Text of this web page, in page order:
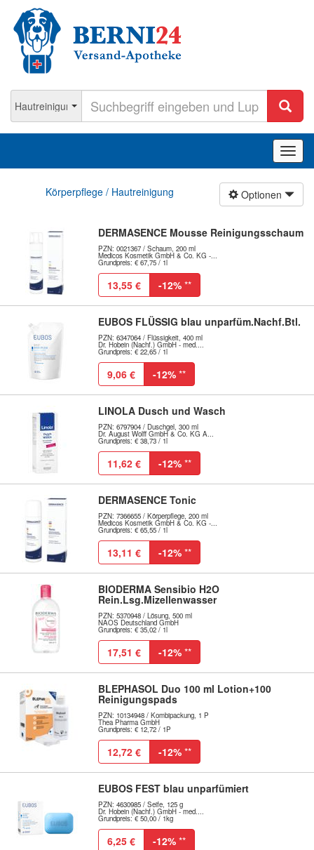
ein-/
Optionen
Körperpflege / Hautreinigung
DERMASENCE Mousse Reinigungsschaum
PZN: 0021367 / Schaum, 200 ml
Medicos Kosmetik GmbH & Co. KG -...
Grundpreis: € 67,75 / 1l
13,55 € -12% **
EUBOS FLÜSSIG blau unparfüm.Nachf.Btl.
PZN: 6347064 / Flüssigkeit, 400 ml
Dr. Hobein (Nachf.) GmbH - med....
Grundpreis: € 22,65 / 1l
9,06 € -12% **
LINOLA Dusch und Wasch
PZN: 6797904 / Duschgel, 300 ml
Dr. August Wolff GmbH & Co. KG A...
Grundpreis: € 38,73 / 1l
11,62 € -12% **
DERMASENCE Tonic
PZN: 7366655 / Körperpflege, 200 ml
Medicos Kosmetik GmbH & Co. KG -...
Grundpreis: € 65,55 / 1l
13,11 € -12% **
BIODERMA Sensibio H2O
Rein.Lsg.Mizellenwasser
PZN: 5370948 / Lösung, 500 ml
NAOS Deutschland GmbH
Grundpreis: € 35,02 / 1l
17,51 € -12% **
BLEPHASOL Duo 100 ml Lotion+100
Reinigungspads
PZN: 10134948 / Kombipackung, 1 P
Thea Pharma GmbH
Grundpreis: € 12,72 / 1P
12,72 € -12% **
EUBOS FEST blau unparfümiert
PZN: 4630985 / Seife, 125 g
Dr. Hobein (Nachf.) GmbH - med....
Grundpreis: € 50,00 / 1kg
6,25 € -12% **